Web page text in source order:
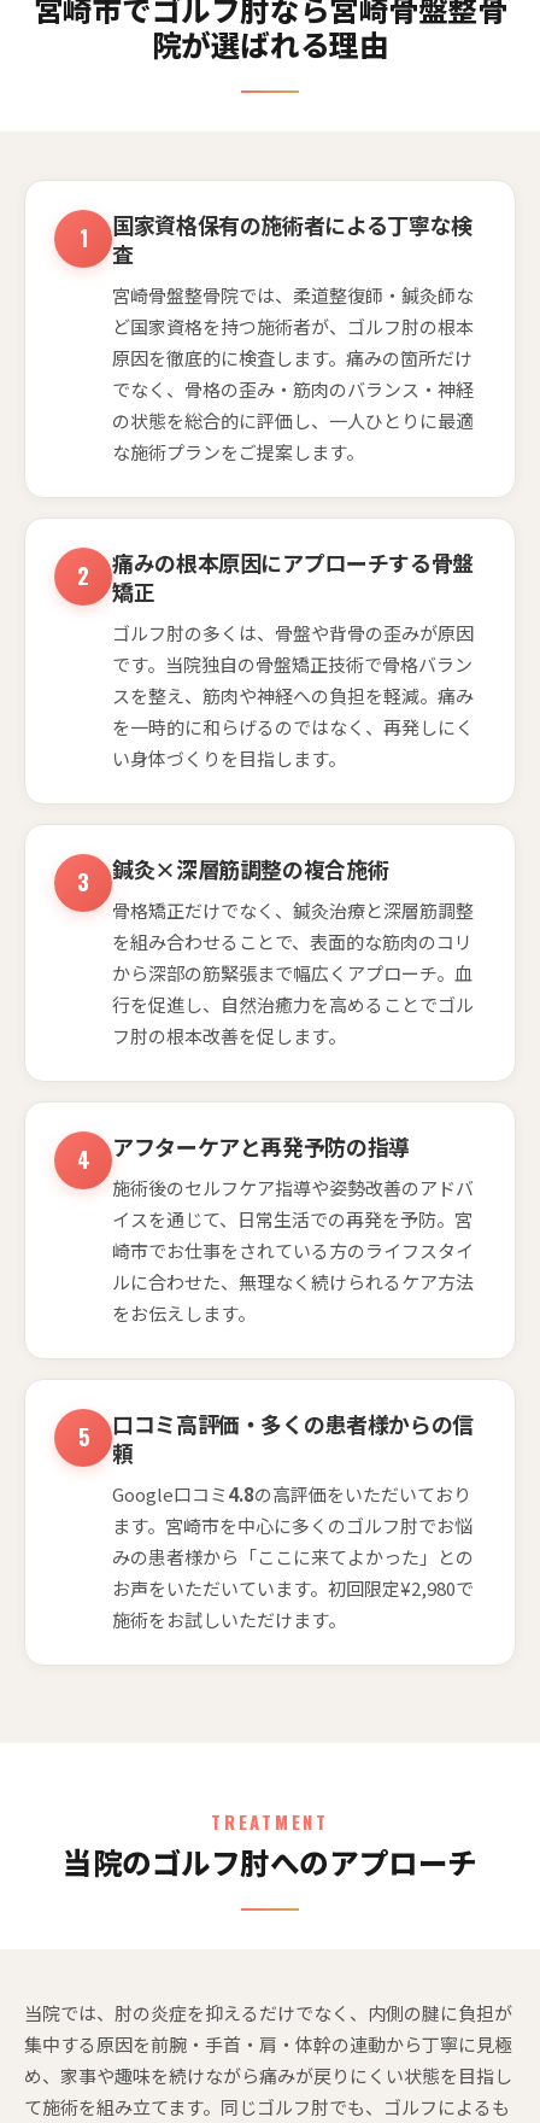
院が選ばれる理由
国家資格保有の施術者による丁寧な検
査
宮崎骨盤整骨院では、柔道整復師・鍼灸師な
ど国家資格を持つ施術者が、ゴルフ肘の根本
原因を徹底的に検査します。痛みの箇所だけ
でなく、骨格の歪み・筋肉のバランス・神経
の状態を総合的に評価し、一人ひとりに最適
な施術プランをご提案します。
痛みの根本原因にアプローチする骨盤
矯正
ゴルフ肘の多くは、骨盤や背骨の歪みが原因
です。当院独自の骨盤矯正技術で骨格バラン
スを整え、筋肉や神経への負担を軽減。痛み
を一時的に和らげるのではなく、再発しにく
い身体づくりを目指します。
鍼灸×深層筋調整の複合施術
骨格矯正だけでなく、鍼灸治療と深層筋調整
を組み合わせることで、表面的な筋肉のコリ
から深部の筋緊張まで幅広くアプローチ。血
行を促進し、自然治癒力を高めることでゴル
フ肘の根本改善を促します。
アフターケアと再発予防の指導
施術後のセルフケア指導や姿勢改善のアドバ
イスを通じて、日常生活での再発を予防。宮
崎市でお仕事をされている方のライフスタイ
ルに合わせた、無理なく続けられるケア方法
をお伝えします。
口コミ高評価・多くの患者様からの信
頼
Google口コミ4.8の高評価をいただいており
ます。宮崎市を中心に多くのゴルフ肘でお悩
みの患者様から「ここに来てよかった」との
お声をいただいています。初回限定¥2,980で
施術をお試しいただけます。
TREATMENT
当院のゴルフ肘へのアプローチ
当院では、肘の炎症を抑えるだけでなく、内側の腱に負担が
集中する原因を前腕・手首・肩・体幹の連動から丁寧に見極
め、家事や趣味を続けながら痛みが戻りにくい状態を目指し
て施術を組み立てます。同じゴルフ肘でも、ゴルフによるも